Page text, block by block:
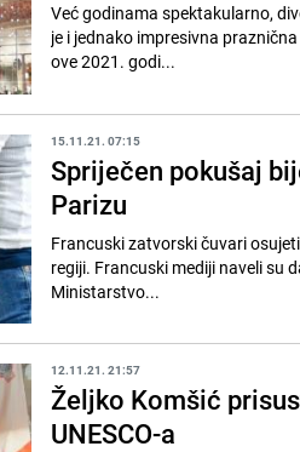
Već godinama spektakularno,
je i jednako impresivna
ove 2021. godi...
15.11.21. 07:15
Spriječen pokušaj
Parizu
Francuski zatvorski čuvari
regiji. Francuski mediji naveli su
Ministarstvo...
12.11.21. 21:57
Željko Komšić
UNESCO-a